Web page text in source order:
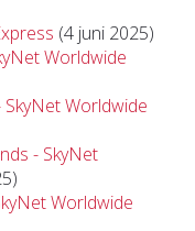
(4 juni 2025)
Worldwide
Worldwide
- SkyNet
Worldwide